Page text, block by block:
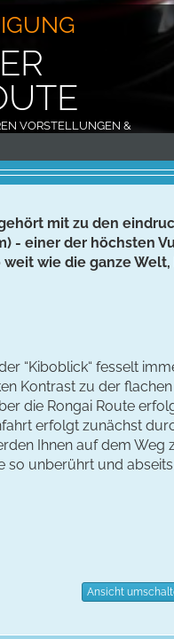
VORSTELLUNGEN &
mit zu den
- einer der höchsten
wie die ganze
“Kiboblick“ fesselt
Kontrast zu der
die Rongai Route
erfolgt zunächst
Ihnen auf dem Weg
unberührt und
Ansicht